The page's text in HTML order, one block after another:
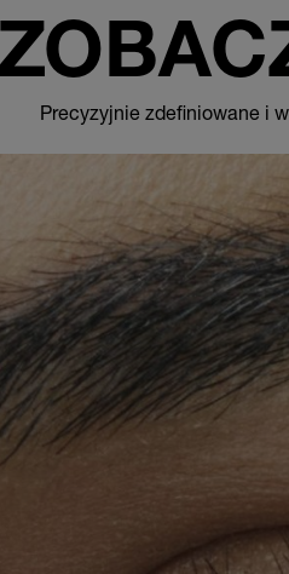
Precyzyjnie zdefiniowane i